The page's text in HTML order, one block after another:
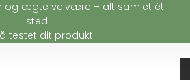
og ægte velvære – alt samlet ét
sted
testet dit produkt